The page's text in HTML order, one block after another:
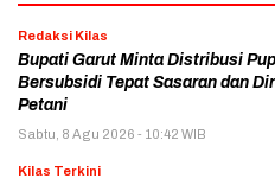
Redaksi Kilas
Bupati Garut Minta Distribusi
Bersubsidi Tepat Sasaran dan
Petani
Sabtu, 8 Agu 2026 - 10:42 WIB
Kilas Terkini